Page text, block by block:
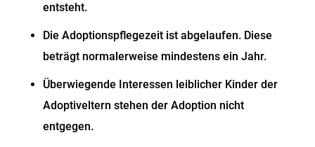
entsteht.
Die Adoptionspflegezeit ist abgelaufen. Diese
beträgt normalerweise mindestens ein Jahr.
Überwiegende Interessen leiblicher Kinder der
Adoptiveltern stehen der Adoption nicht
entgegen.